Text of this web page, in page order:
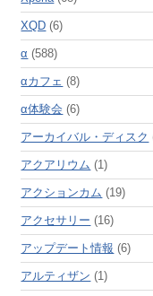
XQD (6)
α (588)
αカフェ (8)
α体験会 (6)
アーカイバル・ディスク
アクアリウム (1)
アクションカム (19)
アクセサリー (16)
アップデート情報 (6)
アルティザン (1)